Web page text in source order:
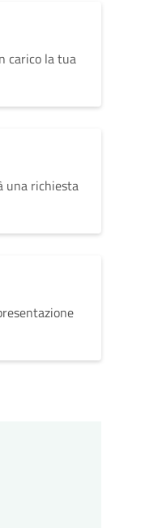
carico la tua
una richiesta